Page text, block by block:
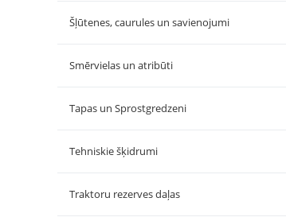
Šļūtenes, caurules un savienojumi
Smērvielas un atribūti
Tapas un Sprostgredzeni
Tehniskie šķidrumi
Traktoru rezerves daļas